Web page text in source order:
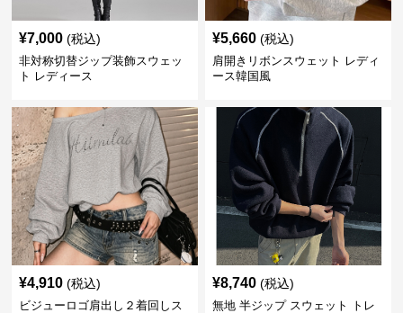
¥7,000 (税込)
非対称切替ジップ装飾スウェッ
ト レディース
¥5,660 (税込)
肩開きリボンスウェット レディ
ース韓国風
¥4,910 (税込)
ビジューロゴ肩出し２着回しス
¥8,740 (税込)
無地 半ジップ スウェット トレ